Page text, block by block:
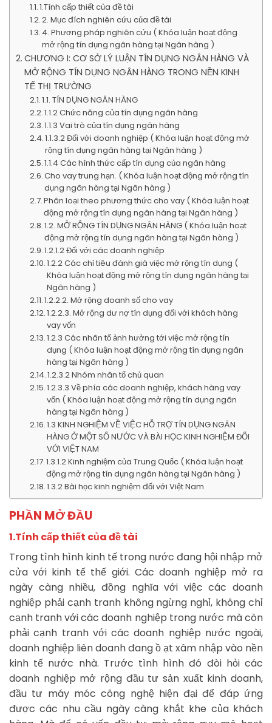
1.Tính cấp thiết của đề tài
2. Mục đích nghiên cứu của đề tài
4. Phương pháp nghiên cứu ( Khóa luận hoạt động
mở rộng tín dụng ngân hàng tại Ngân hàng )
CHƯƠNG I: CƠ SỞ LÝ LUẬN TÍN DỤNG NGÂN HÀNG VÀ
MỞ RỘNG TÍN DỤNG NGÂN HÀNG TRONG NỀN KINH
TẾ THỊ TRƯỜNG
1.1. TÍN DỤNG NGÂN HÀNG
1.1.2 Chức năng của tín dụng ngân hàng
1.1.3 Vai trò của tín dụng ngân hàng
1.1.3.2 Đối với doanh nghiệp ( Khóa luận hoạt động mở
rộng tín dụng ngân hàng tại Ngân hàng )
1.1.4 Các hình thức cấp tín dụng của ngân hàng
Cho vay trung hạn. ( Khóa luận hoạt động mở rộng tín
dụng ngân hàng tại Ngân hàng )
Phân loại theo phương thức cho vay ( Khóa luận hoạt
động mở rộng tín dụng ngân hàng tại Ngân hàng )
1.2. MỞ RỘNG TÍN DỤNG NGÂN HÀNG ( Khóa luận hoạt
động mở rộng tín dụng ngân hàng tại Ngân hàng )
1.2.1.2 Đối với các doanh nghiệp
1.2.2 Các chỉ tiêu đánh giá việc mở rộng tín dụng (
Khóa luận hoạt động mở rộng tín dụng ngân hàng tại
Ngân hàng )
1.2.2.2. Mở rộng doanh số cho vay
1.2.2.3. Mở rộng dư nợ tín dụng đối với khách hàng
vay vốn
1.2.3 Các nhân tố ảnh hưởng tới việc mở rộng tín
dụng ( Khóa luận hoạt động mở rộng tín dụng ngân
hàng tại Ngân hàng )
1.2.3.2 Nhóm nhân tố chủ quan
1.2.3.3 Về phía các doanh nghiệp, khách hàng vay
vốn ( Khóa luận hoạt động mở rộng tín dụng ngân
hàng tại Ngân hàng )
1.3 KINH NGHIỆM VỀ VIỆC HỖ TRỢ TÍN DỤNG NGÂN
HÀNG Ở MỘT SỐ NƯỚC VÀ BÀI HỌC KINH NGHIỆM ĐỐI
VỚI VIỆT NAM
1.3.1.2 Kinh nghiệm của Trung Quốc ( Khóa luận hoạt
động mở rộng tín dụng ngân hàng tại Ngân hàng )
1.3.2 Bài học kinh nghiệm đối với Việt Nam
PHẦN MỞ ĐẦU
1.Tính cấp thiết của đề tài
Trong tình hình kinh tế trong nước đang hội nhập mở
cửa với kinh tế thế giới. Các doanh nghiệp mở ra
ngày càng nhiều, đồng nghĩa với việc các doanh
nghiệp phải cạnh tranh không ngừng nghỉ, không chỉ
cạnh tranh với các doanh nghiệp trong nước mà còn
phải cạnh tranh với các doanh nghiệp nước ngoài,
doanh nghiệp liên doanh đang ồ ạt xâm nhập vào nền
kinh tế nước nhà. Trước tình hình đó đòi hỏi các
doanh nghiệp mở rộng đầu tư sản xuất kinh doanh,
đầu tư máy móc công nghệ hiện đại để đáp ứng
được các nhu cầu ngày càng khắt khe của khách